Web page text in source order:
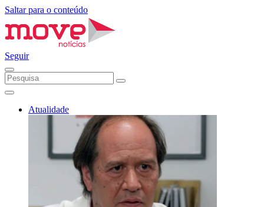
Saltar para o conteúdo
Seguir
Atualidade